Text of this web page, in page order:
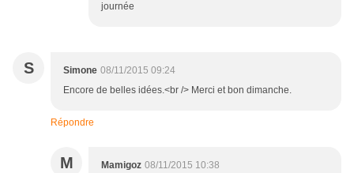
journée
S Simone 08/11/2015 09:24
Encore de belles idées.<br /> Merci et bon dimanche.
Répondre
M Mamigoz 08/11/2015 10:38